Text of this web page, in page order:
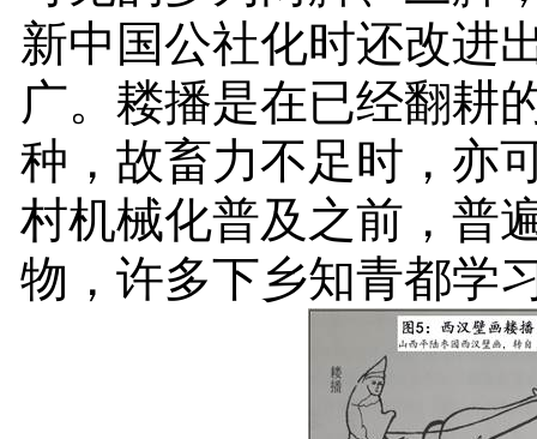
新中国公社化时还改进
广。耧播是在已经翻耕
种，故畜力不足时，亦
村机械化普及之前，普
物，许多下乡知青都学